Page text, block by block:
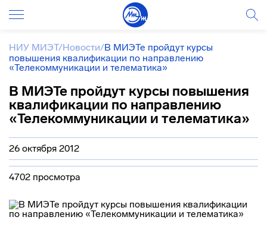
НИУ МИЭТ/Новости/В МИЭТе пройдут курсы
повышения квалификации по направлению
«Телекоммуникации и телематика»
В МИЭТе пройдут курсы повышения
квалификации по направлению
«Телекоммуникации и телематика»
26 октября 2012
4702 просмотра